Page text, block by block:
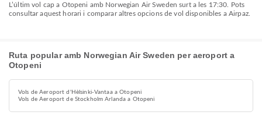
L’últim vol cap a Otopeni amb Norwegian Air Sweden surt a les 17:30. Pots
consultar aquest horari i comparar altres opcions de vol disponibles a Airpaz.
Ruta popular amb Norwegian Air Sweden per aeroport a
Otopeni
Vols de Aeroport d'Hèlsinki-Vantaa a Otopeni
Vols de Aeroport de Stockholm Arlanda a Otopeni